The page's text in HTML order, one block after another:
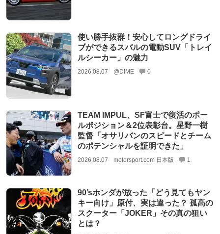
使い勝手抜群！安心してロングドライ
ブができるスバルの電動SUV「トレイ
ルシーカー」の魅力
2026.08.07 @DIME 0
TEAM IMPUL、SF富士で復活のポー
ルポジション＆2位表彰台。星野一樹
監督「オサリバンのスピードとチーム
のポテンシャルを証明できた」
2026.08.07 motorsport.com 日本版 1
90’sホンダが放った「どう見てもヤン
キー向け」原付、実は違った？ 孤高の
スクーター「JOKER」その真の狙い
とは？